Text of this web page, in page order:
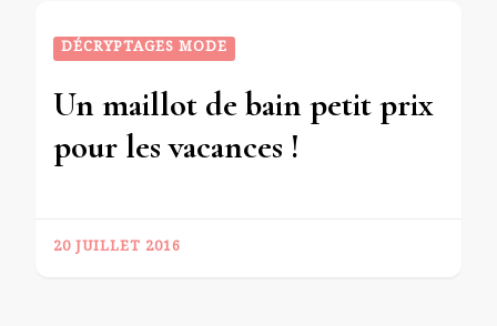
DÉCRYPTAGES MODE
Un maillot de bain petit prix
pour les vacances !
20 JUILLET 2016